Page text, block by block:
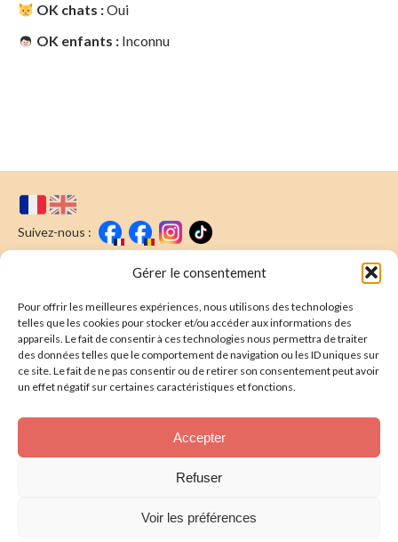
Gérer le consentement
Pour offrir les meilleures expériences, nous utilisons des technologies
telles que les cookies pour stocker et/ou accéder aux informations des
appareils. Le fait de consentir à ces technologies nous permettra de traiter
des données telles que le comportement de navigation ou les ID uniques sur
ce site. Le fait de ne pas consentir ou de retirer son consentement peut avoir
un effet négatif sur certaines caractéristiques et fonctions.
Accepter
Refuser
Voir les préférences
OK chats :Oui
OK enfants : Inconnu
Suivez-nous :
Nous écrire
Newsletter
E-mail* : Souscrire
J'ai lu & j'accepte lapolitique de confidentalité